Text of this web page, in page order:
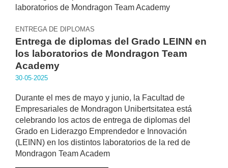
ENTREGA DE DIPLOMAS
Entrega de diplomas del Grado LEINN en
los laboratorios de Mondragon Team
Academy
30·05·2025
Durante el mes de mayo y junio, la Facultad de
Empresariales de Mondragon Unibertsitatea está
celebrando los actos de entrega de diplomas del
Grado en Liderazgo Emprendedor e Innovación
(LEINN) en los distintos laboratorios de la red de
Mondragon Team Academ